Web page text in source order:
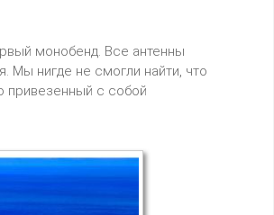
монобенд. Все антенны
Мы нигде не смогли найти, что
привезенный с собой